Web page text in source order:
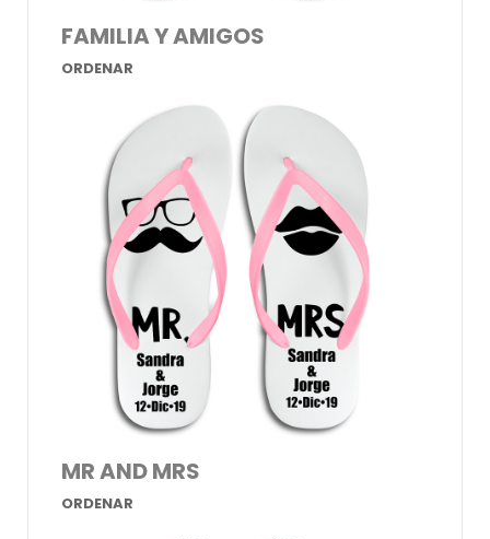
FAMILIA Y AMIGOS
ORDENAR
MR AND MRS
ORDENAR